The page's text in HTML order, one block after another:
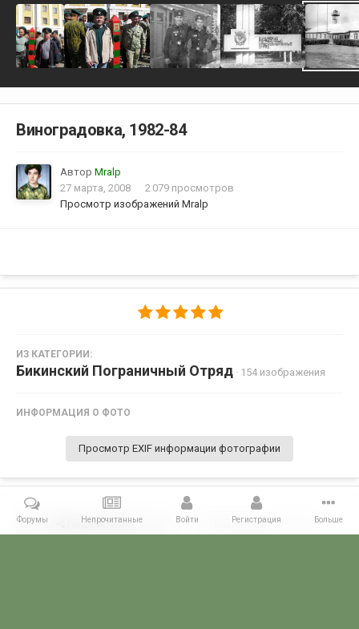
Виноградовка, 1982-84
Автор Mralp
27 марта, 2008
2 079 просмотров
Просмотр изображений Mralp
ИЗ КАТЕГОРИИ:
Бикинский Пограничный Отряд · 154 изображения
ИНФОРМАЦИЯ О ФОТО
Просмотр EXIF информации фотографии
Поделиться Подписчики 0
Форумы Непрочитанные Войти Регистрация Больше